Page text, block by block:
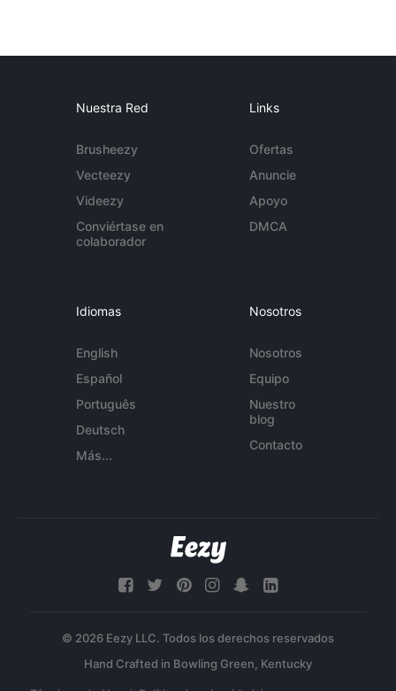
Nuestra Red
Brusheezy
Vecteezy
Videezy
Conviértase en
colaborador
Links
Ofertas
Anuncie
Apoyo
DMCA
Idiomas
English
Español
Português
Deutsch
Más...
Nosotros
Nosotros
Equipo
Nuestro
blog
Contacto
© 2026 Eezy LLC. Todos los derechos reservados